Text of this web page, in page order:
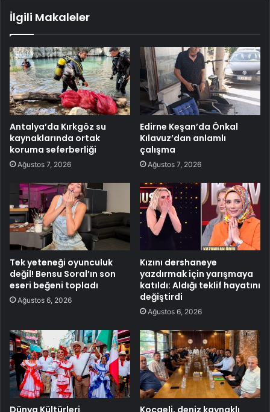
İlgili Makaleler
Antalya’da Kırkgöz su
kaynaklarında ortak
koruma seferberliği
Ağustos 7, 2026
Edirne Keşan’da Önkal
Kılavuz’dan anlamlı
çalışma
Ağustos 7, 2026
Tek yeteneği oyunculuk
değil! Bensu Soral’ın son
eseri beğeni topladı
Ağustos 6, 2026
Kızını dershaneye
yazdırmak için yarışmaya
katıldı: Aldığı teklif hayatını
değiştirdi
Ağustos 6, 2026
Dünya Kültürleri Kocaeli, deniz kaynaklı